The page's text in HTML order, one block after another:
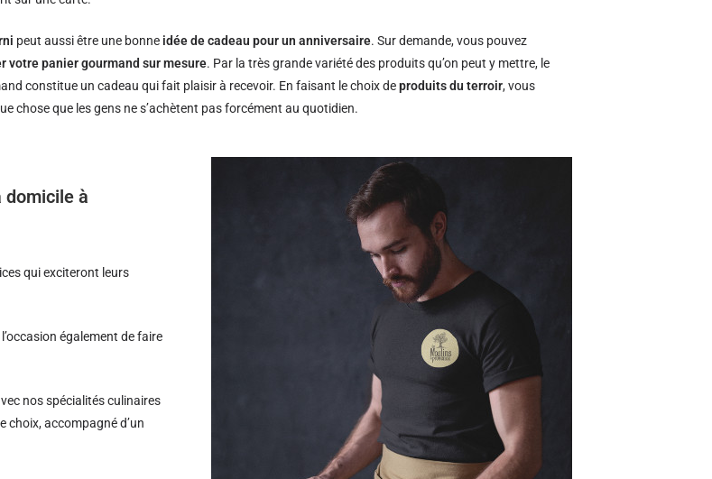
peut aussi être une bonne idée de cadeau pour un anniversaire. Sur demande, vous pouvez
votre panier gourmand sur mesure. Par la très grande variété des produits qu’on peut y mettre, le
constitue un cadeau qui fait plaisir à recevoir. En faisant le choix deproduits du terroir, vous
chose que les gens ne s’achètent pas forcément au quotidien.
domicile à
qui exciteront leurs
également de faire
nos spécialités culinaires
choix, accompagné d’un